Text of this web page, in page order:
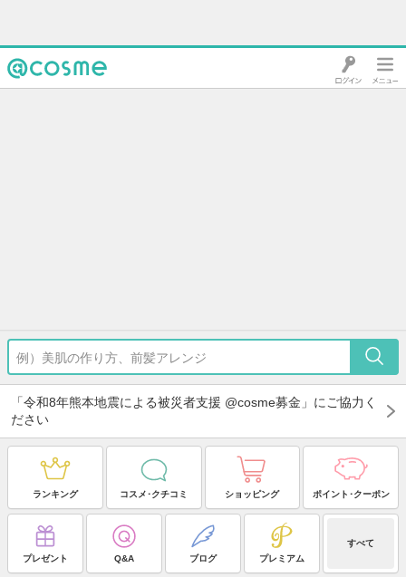
「令和8年熊本地震による被災者支援 @cosme募金」にご協力く
ださい
ランキング コスメ･クチコミ ショッピング ポイント･クーポン
プレゼント Q&A ブログ プレミアム
すべて